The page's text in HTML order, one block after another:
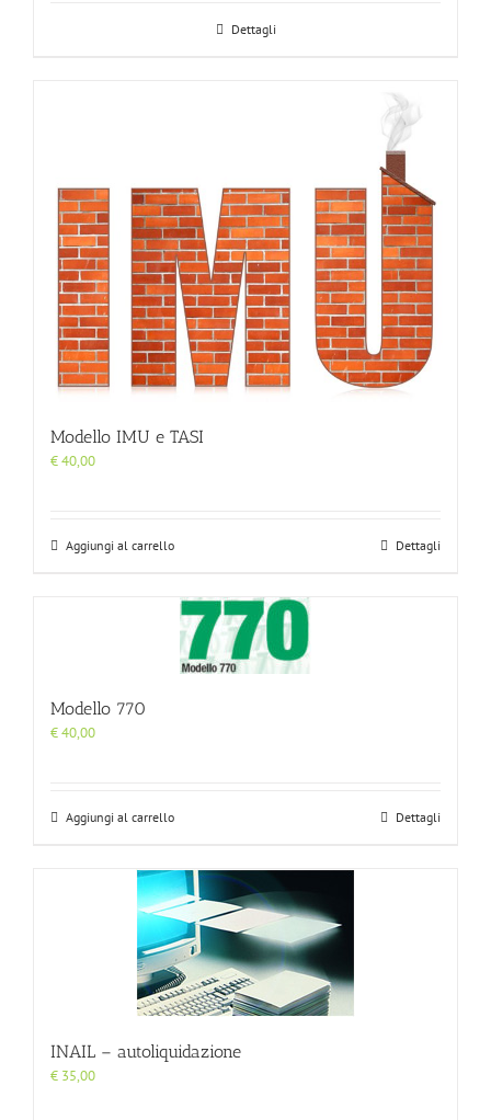
Dettagli
Modello IMU e TASI
€40,00
Aggiungi al carrello Dettagli
Modello 770
€40,00
Aggiungi al carrello Dettagli
INAIL – autoliquidazione
€ 35,00